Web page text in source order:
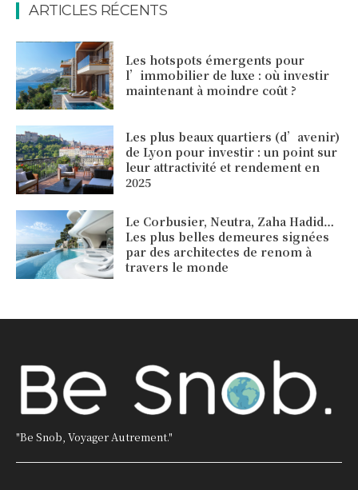
ARTICLES RÉCENTS
Les hotspots émergents pour
l’immobilier de luxe : où investir
maintenant à moindre coût ?
Les plus beaux quartiers (d’avenir)
de Lyon pour investir : un point sur
leur attractivité et rendement en
2025
Le Corbusier, Neutra, Zaha Hadid…
Les plus belles demeures signées
par des architectes de renom à
travers le monde
"Be Snob, Voyager Autrement."